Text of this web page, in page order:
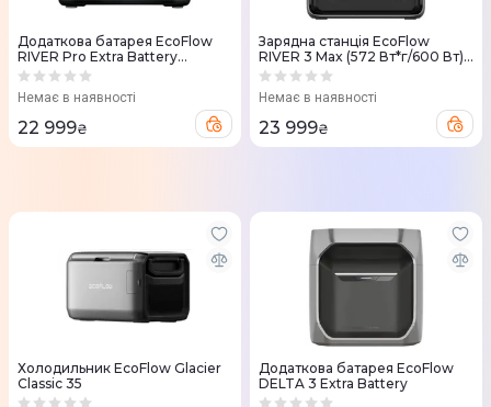
Додаткова батарея EcoFlow
RIVER Pro Extra Battery
EFRIVER600PRO-EB-UE
Немає в наявності
22 999₴
Зарядна станцiя EcoFlow
RIVER 3 Max (572 Вт*г/600 Вт)
RIVER 3 Max
Немає в наявності
23 999₴
Холодильник EcoFlow Glacier
Classic 35
Додаткова батарея EcoFlow
DELTA 3 Extra Battery